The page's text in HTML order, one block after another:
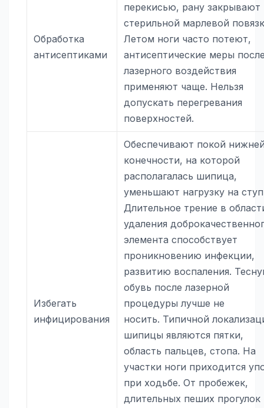
Обработка
антисептиками
перекисью, рану закрывают
стерильной марлевой
Летом ноги часто потеют,
антисептические меры
лазерного воздействия
применяют чаще. Нельзя
допускать перегревания
поверхностей.
Избегать
инфицирования
Обеспечивают покой
конечности, на которой
располагалась шипица,
уменьшают нагрузку на
Длительное трение в
удаления
элемента способствует
проникновению инфекции,
развитию воспаления.
обувь после лазерной
процедуры лучше не
носить. Типичной
шипицы являются пятки,
область пальцев, стопа. На
участки ноги приходится
при ходьбе. От пробежек,
длительных пеших прогулок